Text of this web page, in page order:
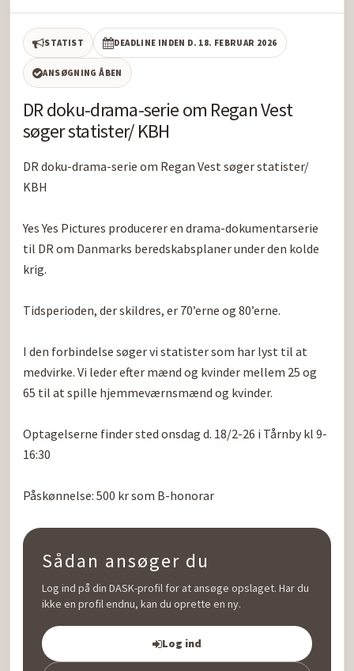
STATIST DEADLINE INDEN D. 18. FEBRUAR 2026
ANSØGNING ÅBEN
DR doku-drama-serie om Regan Vest
søger statister/ KBH
DR doku-drama-serie om Regan Vest søger statister/
KBH
Yes Yes Pictures producerer en drama-dokumentarserie
til DR om Danmarks beredskabsplaner under den kolde
krig.
Tidsperioden, der skildres, er 70’erne og 80’erne.
I den forbindelse søger vi statister som har lyst til at
medvirke. Vi leder efter mænd og kvinder mellem 25 og
65 til at spille hjemmeværnsmænd og kvinder.
Optagelserne finder sted onsdag d. 18/2-26 i Tårnby kl 9-
16:30
Påskønnelse: 500 kr som B-honorar
Sådan ansøger du
Log ind på din DASK-profil for at ansøge opslaget. Har du
ikke en profil endnu, kan du oprette en ny.
Log ind